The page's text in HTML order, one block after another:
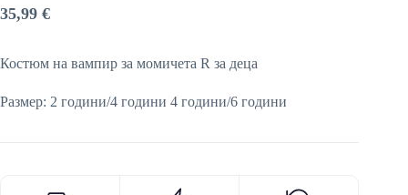
35,99 €
Костюм на вампир за момичета R за деца
Размер: 2 години/4 години 4 години/6 години